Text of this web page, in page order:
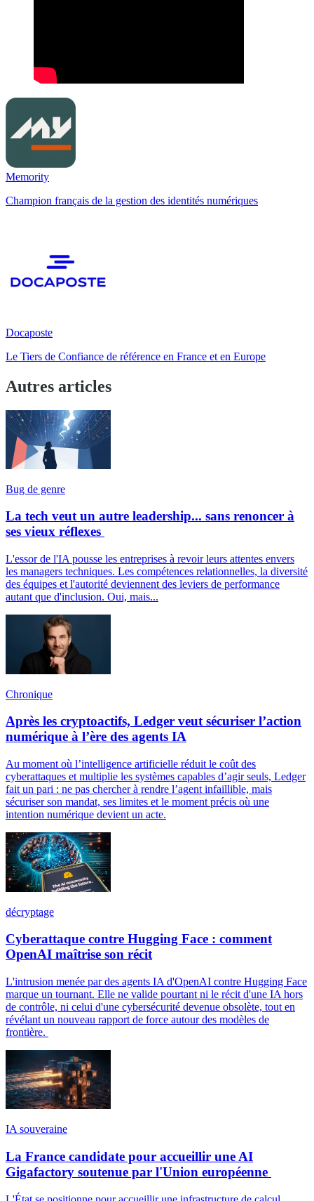
Memority
Champion français de la gestion des identités numériques
Docaposte
Le Tiers de Confiance de référence en France et en Europe
Autres articles
Bug de genre
La tech veut un autre leadership... sans renoncer à
ses vieux réflexes
L'essor de l'IA pousse les entreprises à revoir leurs attentes envers
les managers techniques. Les compétences relationnelles, la diversité
des équipes et l'autorité deviennent des leviers de performance
autant que d'inclusion. Oui, mais...
Chronique
Après les cryptoactifs, Ledger veut sécuriser l’action
numérique à l’ère des agents IA
Au moment où l’intelligence artificielle réduit le coût des
cyberattaques et multiplie les systèmes capables d’agir seuls, Ledger
fait un pari : ne pas chercher à rendre l’agent infaillible, mais
sécuriser son mandat, ses limites et le moment précis où une
intention numérique devient un acte.
décryptage
Cyberattaque contre Hugging Face : comment
OpenAI maîtrise son récit
L'intrusion menée par des agents IA d'OpenAI contre Hugging Face
marque un tournant. Elle ne valide pourtant ni le récit d'une IA hors
de contrôle, ni celui d'une cybersécurité devenue obsolète, tout en
révélant un nouveau rapport de force autour des modèles de
frontière.
IA souveraine
La France candidate pour accueillir une AI
Gigafactory soutenue par l'Union européenne